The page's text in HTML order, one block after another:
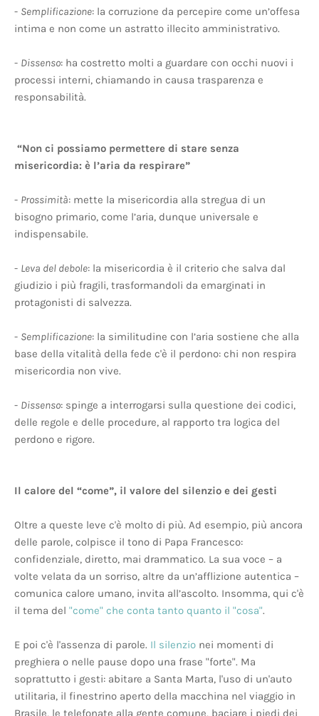
- Semplificazione: la corruzione da percepire come un’offesa
intima e non come un astratto illecito amministrativo.
- Dissenso: ha costretto molti a guardare con occhi nuovi i
processi interni, chiamando in causa trasparenza e
responsabilità.
“Non ci possiamo permettere di stare senza
misericordia: è l’aria da respirare”
- Prossimità: mette la misericordia alla stregua di un
bisogno primario, come l’aria, dunque universale e
indispensabile.
- Leva del debole: la misericordia è il criterio che salva dal
giudizio i più fragili, trasformandoli da emarginati in
protagonisti di salvezza.
- Semplificazione: la similitudine con l’aria sostiene che alla
base della vitalità della fede c'è il perdono: chi non respira
misericordia non vive.
- Dissenso: spinge a interrogarsi sulla questione dei codici,
delle regole e delle procedure, al rapporto tra logica del
perdono e rigore.
Il calore del “come”, il valore del silenzio e dei gesti
Oltre a queste leve c'è molto di più. Ad esempio, più ancora
delle parole, colpisce il tono di Papa Francesco:
confidenziale, diretto, mai drammatico. La sua voce – a
volte velata da un sorriso, altre da un’afflizione autentica –
comunica calore umano, invita all’ascolto. Insomma, qui c'è
il tema del "come" che conta tanto quanto il "cosa".
E poi c'è l'assenza di parole. Il silenzio nei momenti di
preghiera o nelle pause dopo una frase "forte". Ma
soprattutto i gesti: abitare a Santa Marta, l'uso di un'auto
utilitaria, il finestrino aperto della macchina nel viaggio in
Brasile, le telefonate alla gente comune, baciare i piedi dei